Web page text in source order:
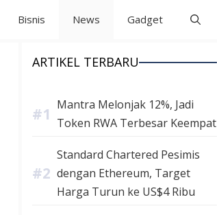
Bisnis News Gadget
ARTIKEL TERBARU
Mantra Melonjak 12%, Jadi
Token RWA Terbesar Keempat
Standard Chartered Pesimis
dengan Ethereum, Target
Harga Turun ke US$4 Ribu